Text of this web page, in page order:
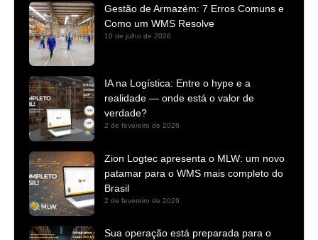
Gestão de Armazém: 7 Erros Comuns e
Como um WMS Resolve
10 de julho de 2026
IA na Logística: Entre o hype e a
realidade — onde está o valor de
verdade?
2 de fevereiro de 2026
Zion Logtec apresenta o MLW: um novo
patamar para o WMS mais completo do
Brasil
2 de fevereiro de 2026
Sua operação está preparada para o